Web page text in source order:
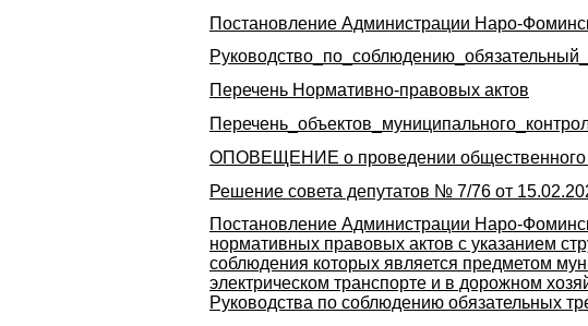
Постановление Администрации Наро-
Перечень Нормативно-правовых актов
ОПОВЕЩЕНИЕ о проведении общественного
Решение совета депутатов № 7/76 от
Постановление Администрации Наро-
нормативных правовых актов с указанием
соблюдения которых является предметом
электрическом транспорте и в дорожном
Руководства по соблюдению обязательных